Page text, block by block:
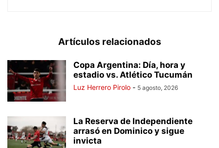
Artículos relacionados
Copa Argentina: Día, hora y
estadio vs. Atlético Tucumán
Luz Herrero Pirolo - 5 agosto, 2026
La Reserva de Independiente
arrasó en Dominico y sigue
invicta